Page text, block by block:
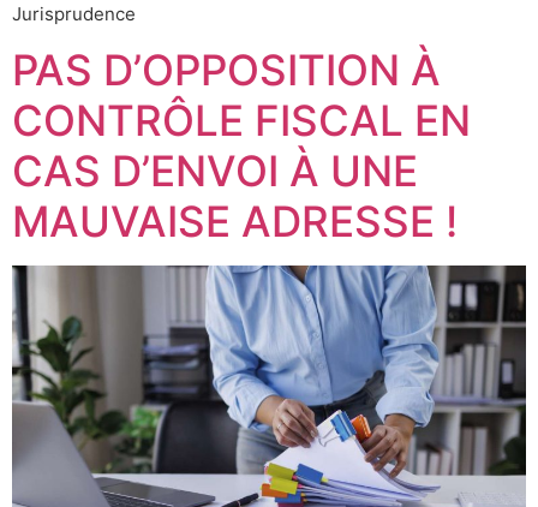
Jurisprudence
PAS D’OPPOSITION À
CONTRÔLE FISCAL EN
CAS D’ENVOI À UNE
MAUVAISE ADRESSE !